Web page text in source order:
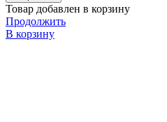
Товар добавлен в корзину
Продолжить
В корзину